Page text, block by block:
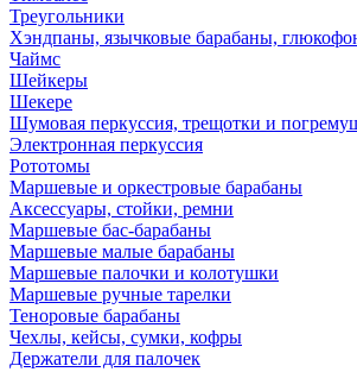
Треугольники
Хэндпаны, язычковые барабаны,
Чаймс
Шейкеры
Шекере
Шумовая перкуссия, трещотки и
Электронная перкуссия
Рототомы
Маршевые и оркестровые барабаны
Аксессуары, стойки, ремни
Маршевые бас-барабаны
Маршевые малые барабаны
Маршевые палочки и колотушки
Маршевые ручные тарелки
Теноровые барабаны
Чехлы, кейсы, сумки, кофры
Держатели для палочек